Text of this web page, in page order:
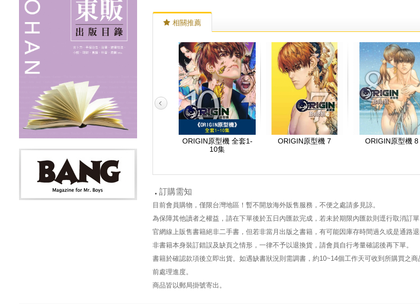
相關推薦
ORIGIN原型機 全套1-
10集
ORIGIN原型機 7 ORIGIN原型機 8
訂購需知
目前會員購物，僅限台灣地區！暫不開放海外販售服務，不便之處請多見諒。
為保障其他讀者之權益，請在下單後於五日內匯款完成，若未於期限內匯款則逕行取消訂單
官網線上販售書籍絕非二手書，但若非當月出版之書籍，有可能因庫存時間過久或是通路
非書籍本身裝訂錯誤及缺頁之情形，一律不予以退換貨，請會員自行考量確認後再下單。
書籍於確認款項後立即出貨。如遇缺書狀況則需調書，約10~14個工作天可收到所購買之
前處理進度。
商品皆以郵局掛號寄出。